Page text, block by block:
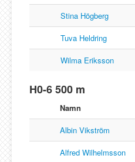
Stina Högberg
Tuva Heldring
Wilma Eriksson
H0-6 500 m
Namn
Albin Vikström
Alfred Wilhelmsson